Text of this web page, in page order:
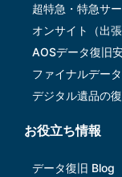
超特急・特急サ
オンサイト（出
AOSデータ復旧
ファイナルデー
デジタル遺品の
お役立ち情報
データ復旧 Blog